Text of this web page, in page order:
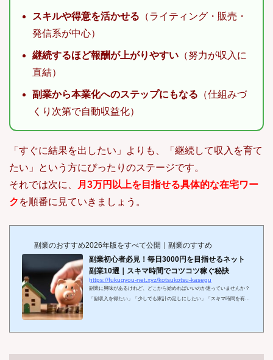
スキルや得意を活かせる （ライティング・販売・
発信系が中心）
継続するほど報酬が上がりやすい （努力が収入に
直結）
副業から本業化へのステップにもなる （仕組みづ
くり次第で自動収益化）
「すぐに結果を出したい」よりも、「継続して収入を育て
たい」という方にぴったりのステージです。
それでは次に、
月3万円以上を目指せる具体的な在宅ワー
ク を順番に見ていきましょう。
副業のおすすめ2026年版をすべて公開｜副業のすすめ
副業初心者必見！毎日3000円を目指せるネット
副業10選｜スキマ時間でコツコツ稼ぐ秘訣
https://fukugyou-net.xyz/kotsukotsu-kasegu
副業に興味があるけれど、どこから始めればいいのか迷っていませんか？
「副収入を得たい」「少しでも家計の足しにしたい」「スキマ時間を有効